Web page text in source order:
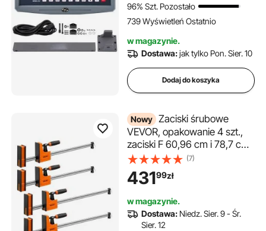
96% Szt. Pozostało
739 Wyświetleń Ostatnio
w magazynie.
Dostawa:jak tylko Pon. Sier. 10
Dodaj do koszyka
Nowy Zaciski śrubowe
VEVOR, opakowanie 4 szt.,
zaciski F 60,96 cm i 78,7 cm,
500 kg, funkcja
zaciskania/rozpierania w
dwóch kierunkach, miękkie
węglowej, do obróbki drewna
i metalu
(7)
43199zł
w magazynie.
Dostawa: Niedz. Sier. 9 - Śr.
Sier. 12